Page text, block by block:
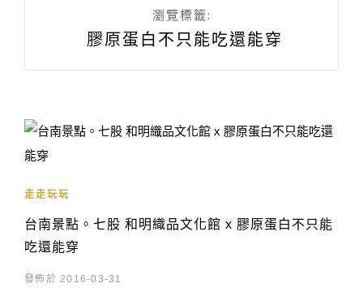
瀏覽標籤:
膠原蛋白不只能吃還能穿
走走玩玩
台南景點。七股 和明織品文化館 x 膠原蛋白不只能
吃還能穿
發佈於 2016-03-31